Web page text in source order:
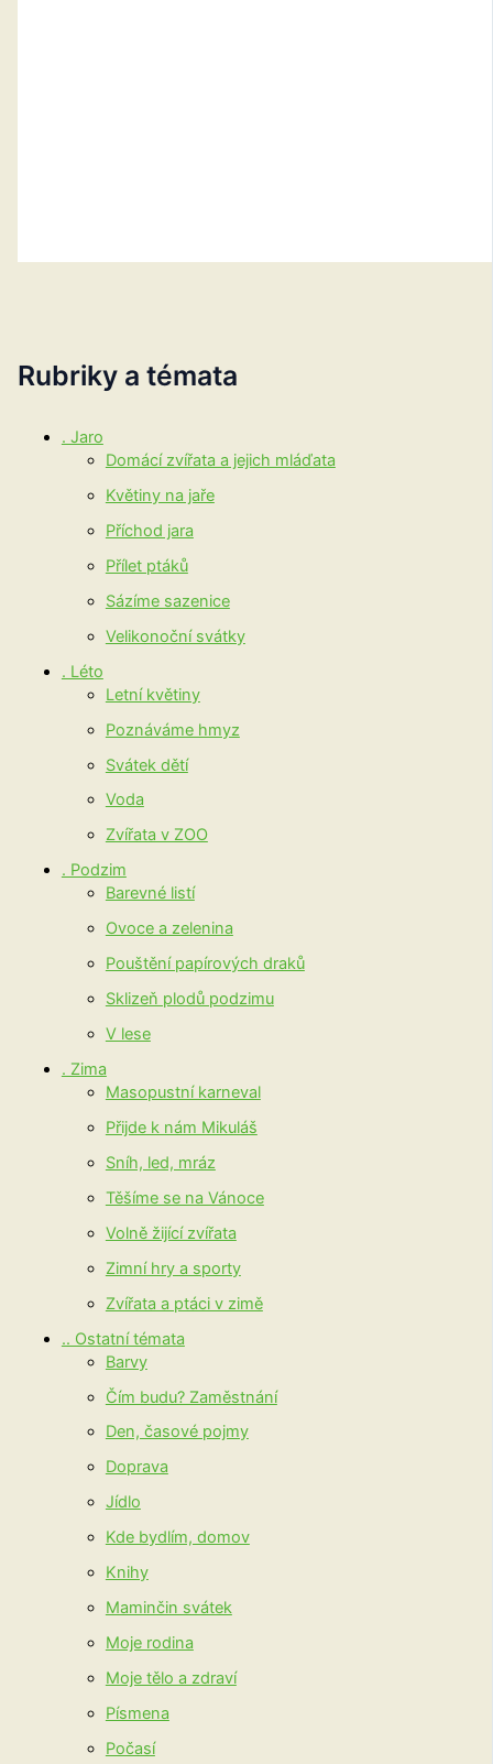
Rubriky a témata
. Jaro
Domácí zvířata a jejich mláďata
Květiny na jaře
Příchod jara
Přílet ptáků
Sázíme sazenice
Velikonoční svátky
. Léto
Letní květiny
Poznáváme hmyz
Svátek dětí
Voda
Zvířata v ZOO
. Podzim
Barevné listí
Ovoce a zelenina
Pouštění papírových draků
Sklizeň plodů podzimu
V lese
. Zima
Masopustní karneval
Přijde k nám Mikuláš
Sníh, led, mráz
Těšíme se na Vánoce
Volně žijící zvířata
Zimní hry a sporty
Zvířata a ptáci v zimě
.. Ostatní témata
Barvy
Čím budu? Zaměstnání
Den, časové pojmy
Doprava
Jídlo
Kde bydlím, domov
Knihy
Maminčin svátek
Moje rodina
Moje tělo a zdraví
Písmena
Počasí